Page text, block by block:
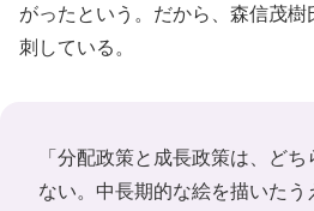
がったという。だから、森信茂
刺している。
「分配政策と成長政策は、ど
ない。中長期的な絵を描いた